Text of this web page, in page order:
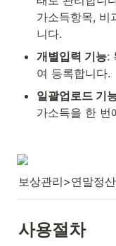
가소득항목, 비
니다.
개별입력 기능:
여 등록합니다.
일괄업로드 기
가소득을 한 번
보상관리>연말정
사용절차